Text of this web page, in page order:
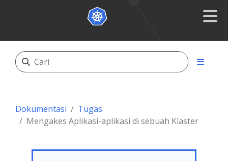
Dokumentasi
Tugas
Mengakes Aplikasi-aplikasi di sebuah Klaster